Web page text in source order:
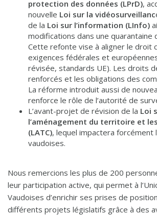
protection des données (LPrD),
nouvelle Loi sur la vidéosurveillanc
de la Loi sur l’information (LInfo)
modifications dans une quarantaine
Cette refonte vise à aligner le droit
exigences fédérales et
révisée, standards UE). Les droits
renforcés et les obligations des
La réforme introduit aussi de
renforce le rôle de l’autorité de
L’avant-projet de révision de la Loi
l’aménagement du territoire et
(LATC), lequel impactera forcément
vaudoises.
Nous remercions les plus de 200
leur participation active, qui permet à
Vaudoises d’enrichir ses prises de
différents projets législatifs grâce à des